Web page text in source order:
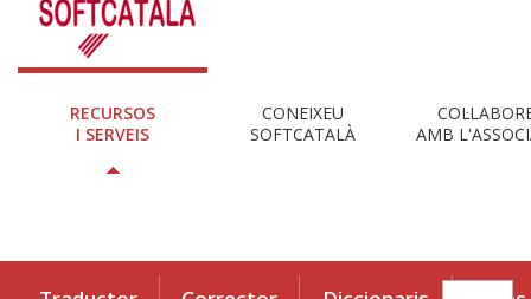
RECURSOS
I SERVEIS
CONEIXEU
SOFTCATALÀ
AMB